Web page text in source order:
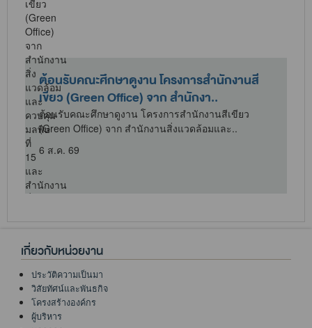
ต้อนรับคณะศึกษาดูงาน โครงการสำนักงานสี
เขียว (Green Office) จาก สำนักงา..
ต้อนรับคณะศึกษาดูงาน โครงการสำนักงานสีเขียว
(Green Office) จาก สำนักงานสิ่งแวดล้อมและ..
6 ส.ค. 69
เกี่ยวกับหน่วยงาน
ประวัติความเป็นมา
วิสัยทัศน์และพันธกิจ
โครงสร้างองค์กร
ผู้บริหาร